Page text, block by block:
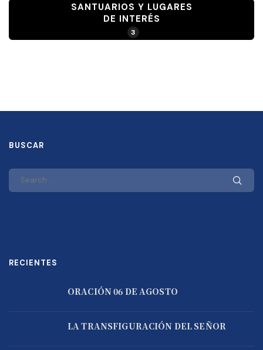
SANTUARIOS Y LUGARES
DE INTERÉS
3
BUSCAR
RECIENTES
ORACIÓN 06 DE AGOSTO
LA TRANSFIGURACIÓN DEL SEÑOR